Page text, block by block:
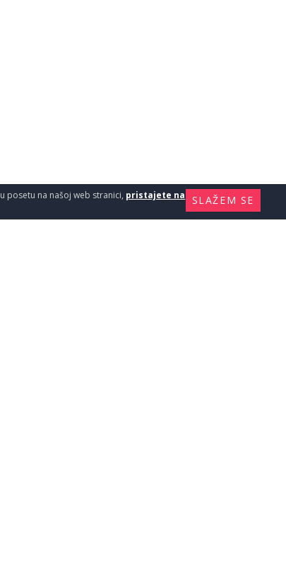
SLAŽEM SE
posetu na našoj web stranici, pristajete na